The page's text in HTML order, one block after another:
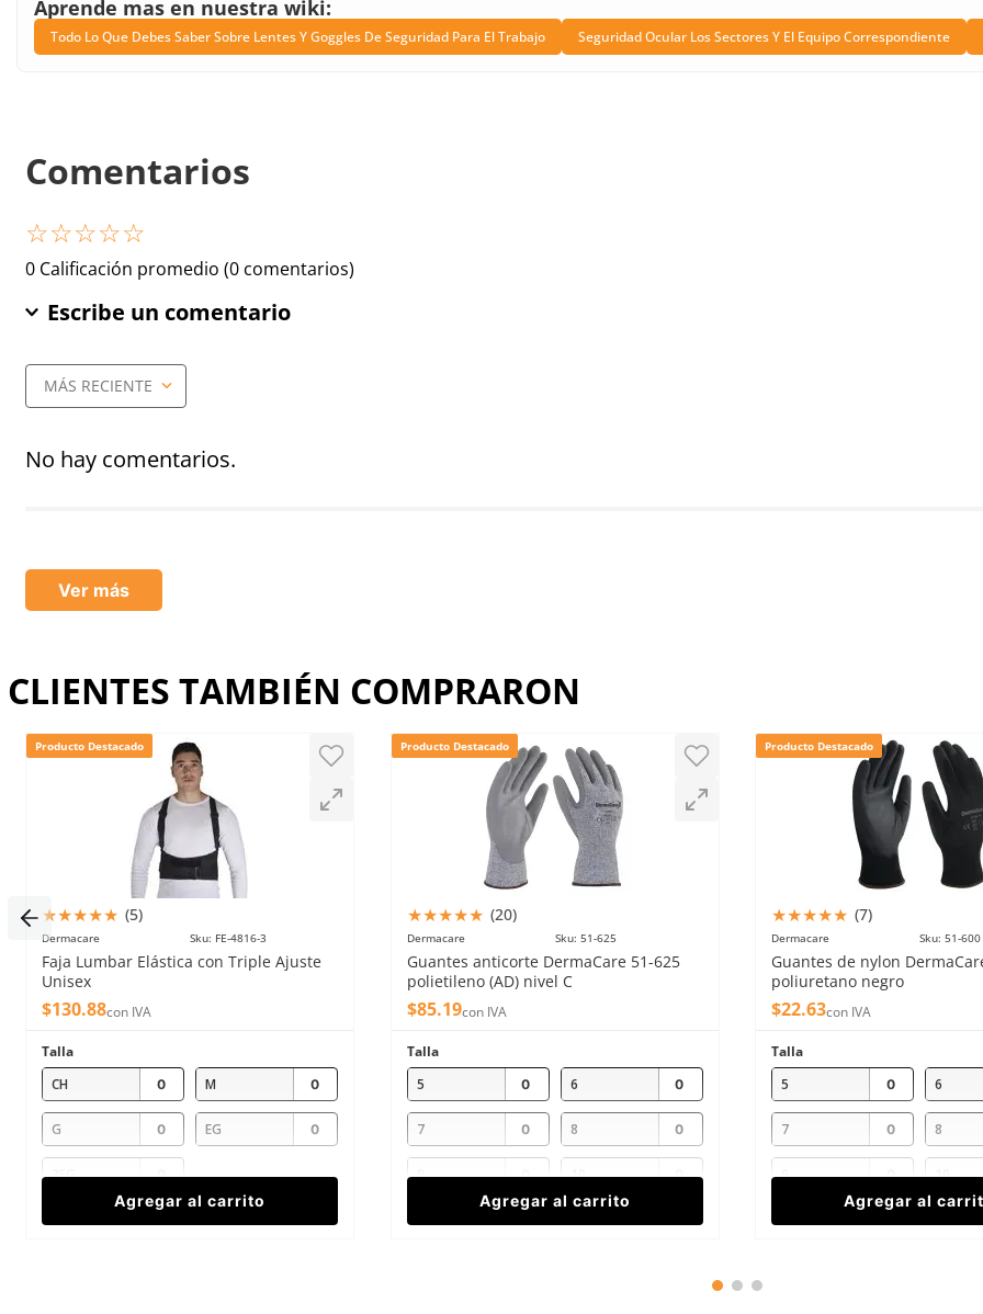
Aprende mas en nuestra wiki:
Todo Lo Que Debes Saber Sobre Lentes Y Goggles De Seguridad Para El Trabajo Seguridad Ocular Los Sectores Y El Equipo Correspondiente
Comentarios
☆☆☆☆☆
0 Calificación promedio (0 comentarios)
Escribe un comentario
Agregar comentario
★★★★
Tu nombre
Dirección de email
Escribe un comentario
Enviar comentario
MÁS RECIENTE
No hay comentarios.
Ver más
CLIENTES TAMBIÉN COMPRARON
Producto Destacado
★★★★★ (5)
Dermacare Sku: FE-4816-3
Faja Lumbar Elástica con Triple Ajuste
Unisex
$130.88con IVA
Talla
CH
M
G EG
2EG
Agregar al carrito
Producto Destacado
★★★★★ (20)
Dermacare Sku: 51-625
Guantes anticorte DermaCare 51-625
polietileno (AD) nivel C
$85.19con IVA
Talla
5
6
7 8
9
10
Agregar al carrito
Producto Destacado
★★★★★ (7)
Dermacare Sku: 51-600
Guantes de nylon
poliuretano negro
$22.63con IVA
Talla
5
6
7 8
9
10
Agregar al